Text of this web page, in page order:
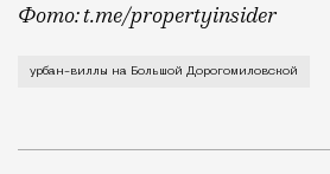
Фото: t.me/propertyinsider
Частные дома предлагают
урбан-виллы на Большой Дорогомиловской